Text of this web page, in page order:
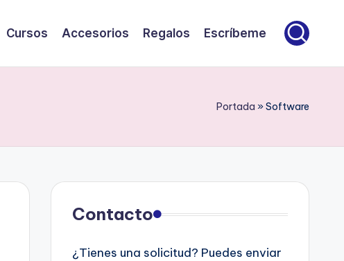
Cursos Accesorios Regalos Escríbeme
Portada »Software
Contacto
¿Tienes una solicitud? Puedes enviar